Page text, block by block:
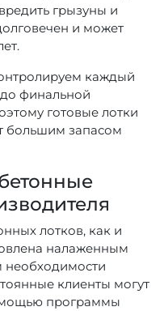
грызуны и
и может
каждый
финальной
готовые лотки
большим запасом
лотков, как и
налаженным
необходимости
клиенты могут
программы